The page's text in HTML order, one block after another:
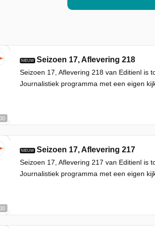
NIEUW Seizoen 17, Aflevering 218
Seizoen 17, Aflevering 218 van Editienl is
Journalistiek programma met een eigen
NIEUW Seizoen 17, Aflevering 217
Seizoen 17, Aflevering 217 van Editienl is
Journalistiek programma met een eigen